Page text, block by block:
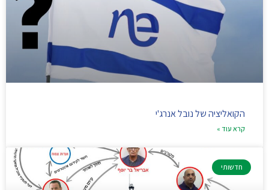
הקואליציה של נובל אנרג'י
קרא עוד »
חדשותי